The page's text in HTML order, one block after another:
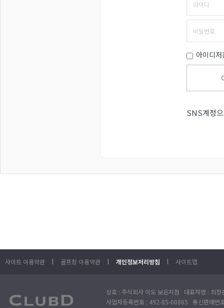
아이디
SNS계정
사이트 이용약관 l 골프장 이용약관 l 개인정보처리방침 l 사이트맵
상호 : 주식회사 이도 보은지점 대표자명 : 최
사업자등록번호 : 492-85-00865 통신판매